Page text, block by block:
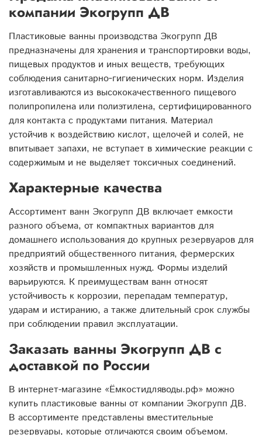
компании Экогрупп ДВ
Пластиковые ванны производства Экогрупп ДВ
предназначены для хранения и транспортировки воды,
пищевых продуктов и иных веществ, требующих
соблюдения санитарно‑гигиенических норм. Изделия
изготавливаются из высококачественного пищевого
полипропилена или полиэтилена, сертифицированного
для контакта с продуктами питания. Материал
устойчив к воздействию кислот, щелочей и солей, не
впитывает запахи, не вступает в химические реакции с
содержимым и не выделяет токсичных соединений.
Характерные качества
Ассортимент ванн Экогрупп ДВ включает емкости
разного объема, от компактных вариантов для
домашнего использования до крупных резервуаров для
предприятий общественного питания, фермерских
хозяйств и промышленных нужд. Формы изделий
варьируются. К преимуществам ванн относят
устойчивость к коррозии, перепадам температур,
ударам и истиранию, а также длительный срок службы
при соблюдении правил эксплуатации.
Заказать ванны Экогрупп ДВ с
доставкой по России
В интернет-магазине «Ёмкостидляводы.рф» можно
купить пластиковые ванны от компании Экогрупп ДВ.
В ассортименте представлены вместительные
резервуары, которые отличаются своим объемом.